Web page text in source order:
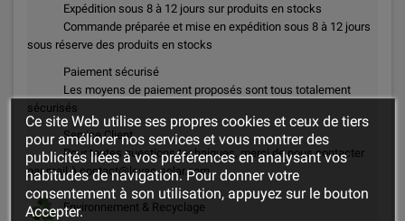
Expédition sous 8 à 12 jours sur produits en stocks
Commande préparée et mise en expédition sous 8 à 12 jours
sous réserve des produits en stocks
Paiement sécurisé
Les moyens de paiement proposés sont tous totalement
sécurisés
Service Client
Pour toutes questions techniques, merci de nous contacter
par mail à contact@levac-solar.com
Environnement & Recyclage
Ce site Web utilise ses propres cookies et ceux de tiers
pour améliorer nos services et vous montrer des
publicités liées à vos préférences en analysant vos
habitudes de navigation. Pour donner votre
consentement à son utilisation, appuyez sur le bouton
Accepter.